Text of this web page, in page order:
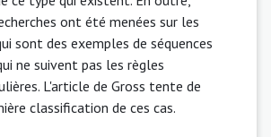
ont été menées sur les
sont des exemples de séquences
ne suivent pas les règles
L'article de Gross tente de
classification de ces cas.